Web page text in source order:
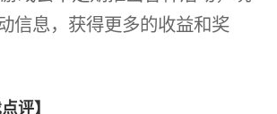
信息，获得更多的收益和奖
评】